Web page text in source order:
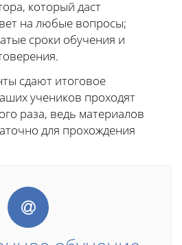
который даст
на любые вопросы;
сроки обучения и
сдают итоговое
учеников проходят
раза, ведь материалов
для прохождения